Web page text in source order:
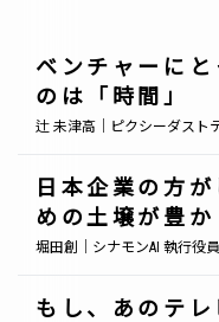
ベンチャーに
のは「時間」
辻 未津高｜ピクシーダスト
日本企業の方
めの土壌が豊か
堀田創｜シナモンAI 執行役
もし、あのテ